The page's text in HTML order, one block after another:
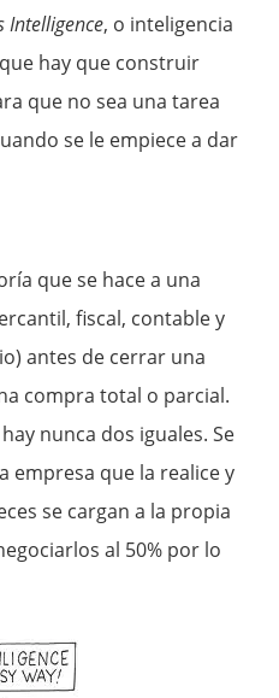
Intelligence, o inteligencia
hay que construir
que no sea una tarea
se le empiece a dar
que se hace a una
fiscal, contable y
antes de cerrar una
compra total o parcial.
nunca dos iguales. Se
empresa que la realice y
se cargan a la propia
al 50% por lo